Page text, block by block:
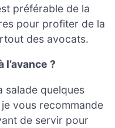
préférable de la
pour profiter de la
des avocats.
?
salade quelques
je vous recommande
de servir pour